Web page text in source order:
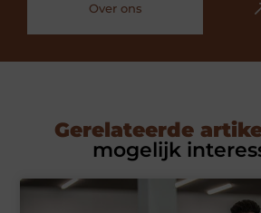
Over ons
Gerelateerde
mogelijk